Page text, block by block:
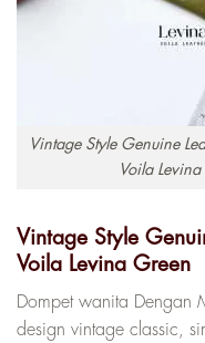
Vintage Style Genuine
Voila
Vintage Style
Voila Levina Green
Dompet wanita Dengan
design vintage classic,